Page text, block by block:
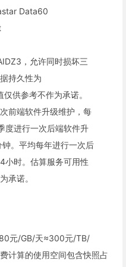
Data60
，允许同时损坏三
持久性为
供参考不作为承诺。
前端软件升级维护，每
度进行一次后端软件升
。平均每年进行一次后
小时。估算服务可用性
承诺。
元/GB/天≈300元/TB/
计算的使用空间包含快照占